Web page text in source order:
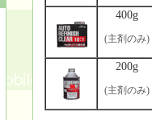
400g
(主剤のみ)
200g
(主剤のみ)